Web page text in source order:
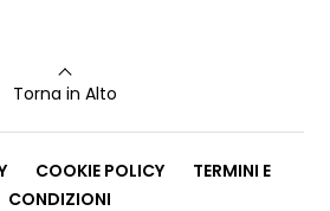
Torna in Alto
COOKIE POLICY
TERMINI E
CONDIZIONI